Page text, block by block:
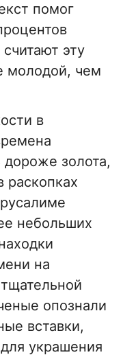
помог
эту
молодой, чем
в
дороже золота,
раскопках
небольших
на
опознали
вставки,
украшения